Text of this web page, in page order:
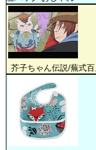
芥子ちゃん伝説/蕪式